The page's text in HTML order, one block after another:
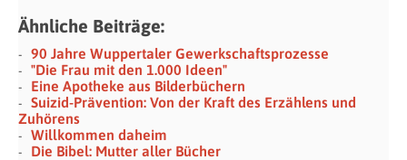
Ähnliche Beiträge:
90 Jahre Wuppertaler Gewerkschaftsprozesse
"Die Frau mit den 1.000 Ideen"
Eine Apotheke aus Bilderbüchern
Suizid-Prävention: Von der Kraft des Erzählens und
Zuhörens
Willkommen daheim
Die Bibel: Mutter aller Bücher